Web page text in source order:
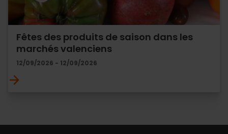
Fêtes des produits de saison dans les
marchés valenciens
12/09/2026 - 12/09/2026